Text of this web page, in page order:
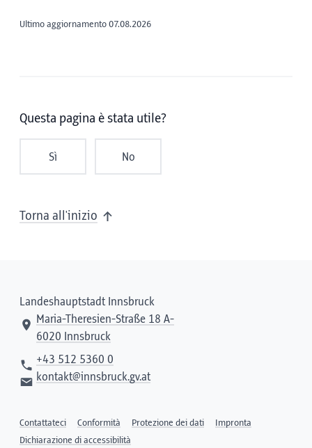
Ultimo aggiornamento 07.08.2026
Questa pagina è stata utile?
Sì No
Torna all'inizio
Landeshauptstadt Innsbruck
Maria-Theresien-Straße 18 A-
6020 Innsbruck
+43 512 5360 0
kontakt@innsbruck.gv.at
Contattateci Conformità Protezione dei dati
Impronta
Dichiarazione di accessibilità